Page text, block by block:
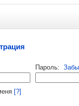
Пароль:
[?]